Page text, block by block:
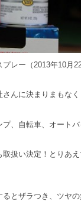
プレー（2013年10月
んに決まりまもな
プ、自転車、オート
取扱い決定！とりあ
とザラつき、ツヤ